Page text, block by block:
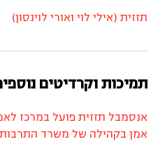
תזזית (אילי לוי ואורי לוינסון)
תמיכות וקרדיטים
אנסמבל תזזית פועל במרכז
אמן בקהילה של משרד